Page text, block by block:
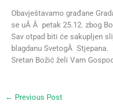
Obavještavamo građane
se uÂ Â petak 25.12. zbog
Sav otpad biti će sakupljen
blagdanu SvetogÂ Stjepana.
Sretan Božić želi Vam
← Previous Post